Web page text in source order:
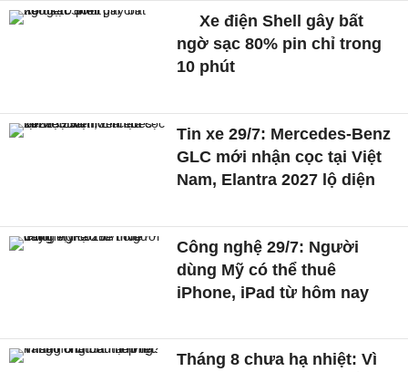
Xe điện Shell gây bất
ngờ sạc 80% pin chỉ trong
10 phút
Tin xe 29/7: Mercedes-Benz
GLC mới nhận cọc tại Việt
Nam, Elantra 2027 lộ diện
Công nghệ 29/7: Người
dùng Mỹ có thể thuê
iPhone, iPad từ hôm nay
Tháng 8 chưa hạ nhiệt: Vì